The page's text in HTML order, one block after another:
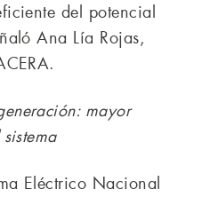
del potencial
Ana Lía Rojas,
mayor
Eléctrico Nacional